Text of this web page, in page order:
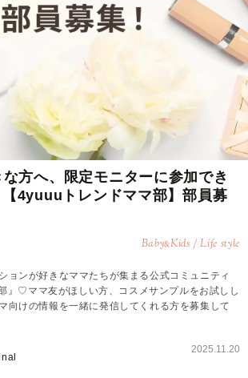
方へ、限定モニターに参加でき
4yuuuトレンドママ部】部員募
Baby&Kids / Life style
ョンが好きなママたちが集まる公式コミュニティ
』♡ママ友がほしい方、コスメサンプルをお試しし
向けの情報を一緒に発信してくれる方を募集して
2025.11.20